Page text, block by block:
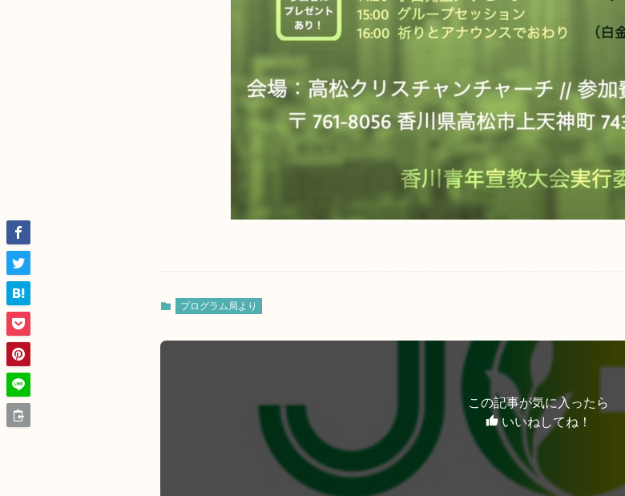
プログラム局より
この記事が気に入ったら
いいねしてね！